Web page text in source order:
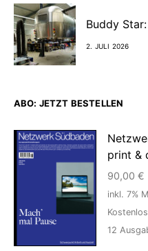
Buddy
2. JULI 2026
ABO: JETZT BESTELLEN
print &
90,00 €
inkl. 7%
12